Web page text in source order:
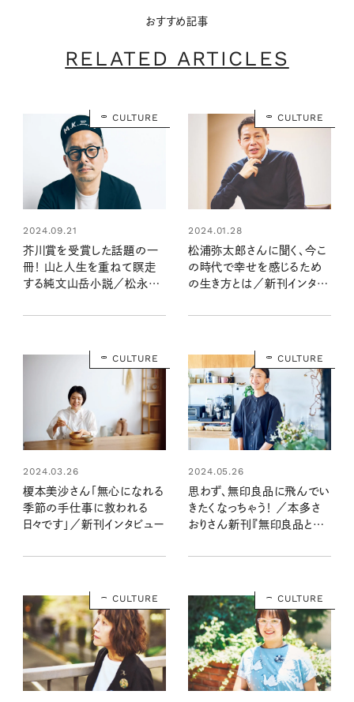
おすすめ記事
RELATED ARTICLES
CULTURE
2024.09.21
芥川賞を受賞した話題の一
冊！ 山と人生を重ねて瞑走
する純文山岳小説／松永K
タビュー
CULTURE
2024.01.28
松浦弥太郎さんに聞く、今こ
の時代で幸せを感じるため
の生き方とは／新刊インタビ
CULTURE
2024.03.26
榎本美沙さん「無心になれる
季節の手仕事に救われる
日々です」／新刊インタビュー
CULTURE
2024.05.26
思わず、無印良品に飛んでい
きたくなっちゃう！ ／本多さ
おりさん新刊『無印良品と
CULTURE CULTURE